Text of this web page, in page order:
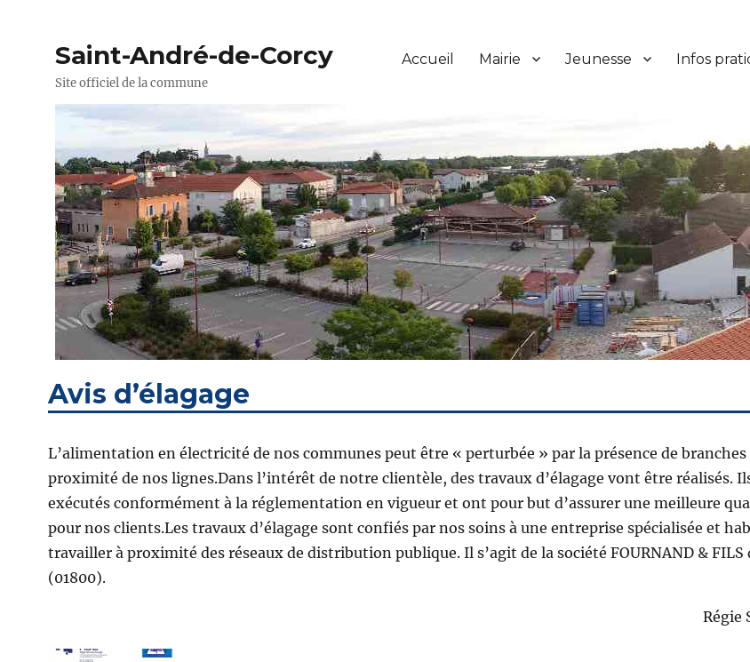
Saint-André-de-Corcy
Site officiel de la commune
Accueil Mairie Jeunesse Infos
Avis d’élagage
L’alimentation en électricité de nos communes peut être « perturbée » par la présence de branches
proximité de nos lignes.Dans l’intérêt de notre clientèle, des travaux d’élagage vont être réalisés.
exécutés conformément à la réglementation en vigueur et ont pour but d’assurer une meilleure
pour nos clients.Les travaux d’élagage sont confiés par nos soins à une entreprise spécialisée et
travailler à proximité des réseaux de distribution publique. Il s’agit de la société FOURNAND & FILS
(01800).
Régie